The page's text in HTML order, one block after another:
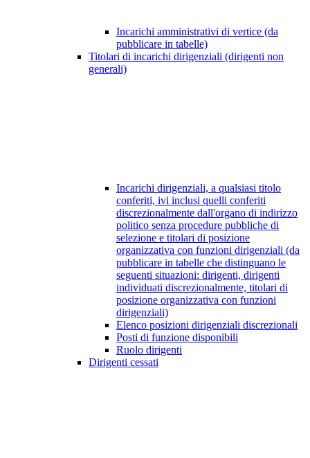
Incarichi amministrativi di vertice (da
pubblicare in tabelle)
Titolari di incarichi dirigenziali (dirigenti non
generali)
Incarichi dirigenziali, a qualsiasi titolo
conferiti, ivi inclusi quelli conferiti
discrezionalmente dall'organo di indirizzo
politico senza procedure pubbliche di
selezione e titolari di posizione
organizzativa con funzioni dirigenziali (da
pubblicare in tabelle che distinguano le
seguenti situazioni: dirigenti, dirigenti
individuati discrezionalmente, titolari di
posizione organizzativa con funzioni
dirigenziali)
Elenco posizioni dirigenziali discrezionali
Posti di funzione disponibili
Ruolo dirigenti
Dirigenti cessati